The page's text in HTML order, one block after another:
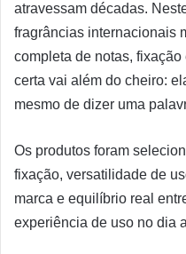
atravessam décadas.
fragrâncias internacionais
completa de notas,
certa vai além do cheiro:
mesmo de dizer uma
Os produtos foram
fixação, versatilidade de
marca e equilíbrio real
experiência de uso no dia